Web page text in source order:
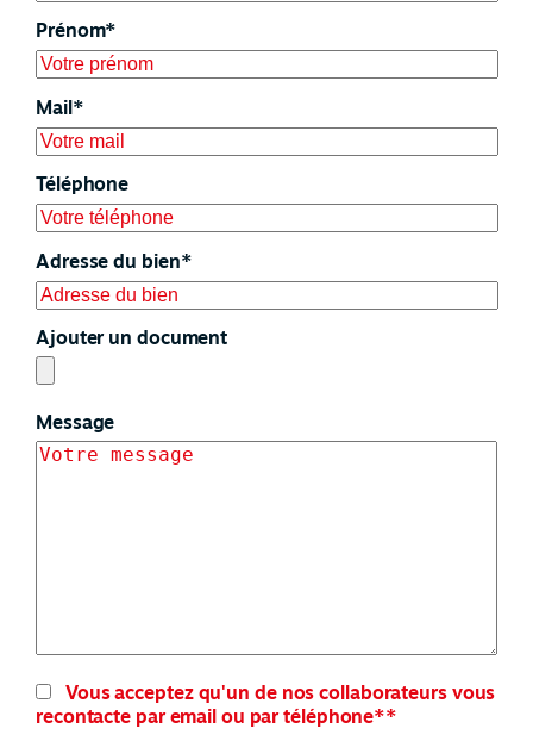
Prénom*
Mail*
Téléphone
Adresse du bien*
Ajouter un document
Message
Vous acceptez qu'un de nos collaborateurs vous
recontacte par email ou par téléphone**